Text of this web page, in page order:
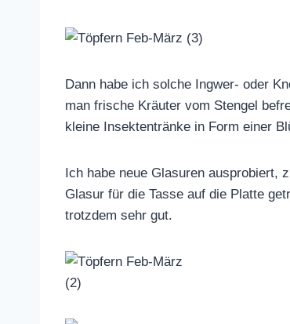
Dann habe ich solche Ingwer- oder
man frische Kräuter vom Stengel
kleine Insektentränke in Form einer
Ich habe neue Glasuren ausprobiert,
Glasur für die Tasse auf die Platte
trotzdem sehr gut.